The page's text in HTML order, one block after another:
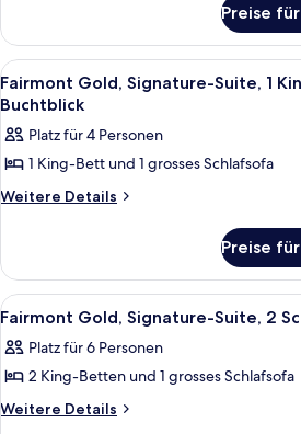
Bett,
Stadtblick
anzeigen
Gold,
Zimmer,
1 King-
Bett,
Preise
Alle
Fotos
Fairmont
Gold,
Signature-
Bett
und
Schlafsofa,
Buchtblick
anzeigen
Ein
10
Fairmont Gold, Signature-Suite, 1
Buchtblick
Platz für 4 Personen
1 King-Bett und 1 grosses Schlafsofa
Weitere Details
Weitere
Gold,
Signature-
Suite,
Bett
und
Buchtblick
Preise
Alle
Fotos
für
Fairmont
Gold,
Ein
11
Fairmont Gold, Signature-Suite, 2
Platz für 6 Personen
2 King-Betten und 1 grosses Schlafsofa
Weitere Details
Weitere